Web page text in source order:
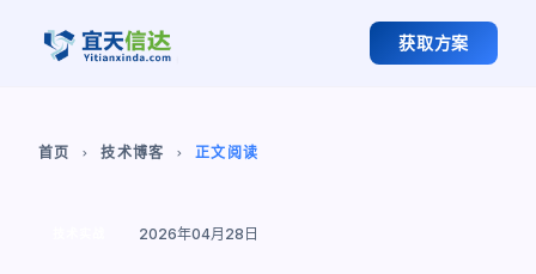
获取方案
首页 chevron_right 技术博客 chevron_right 正文阅读
2026年04月28日